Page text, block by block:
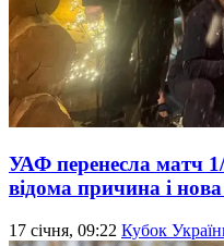
УАФ перенесла матч
відома причина і нова
17 січня, 09:22 Кубок